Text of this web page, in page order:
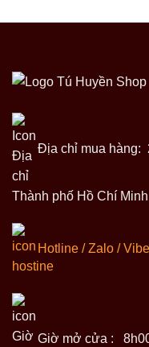
Địa chỉ mua hàng:
Thành phố Hồ Chí
Hotline / Zalo /
Giờ mở cửa :